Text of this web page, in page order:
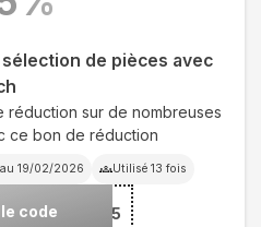
de pièces avec
réduction sur de nombreuses
ce bon de réduction
19/02/2026 Utilisé 13 fois
code***AT15